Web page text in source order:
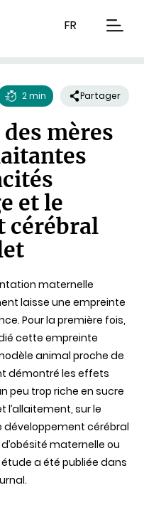
FR
de
lecture
2 min Partager
mères
et le
cérébral
maternelle
laisse une empreinte
Pour la première fois,
cette empreinte
animal proche de
démontré les effets
peu trop riche en sucre
sur le
cérébral
maternelle ou
a été publiée dans